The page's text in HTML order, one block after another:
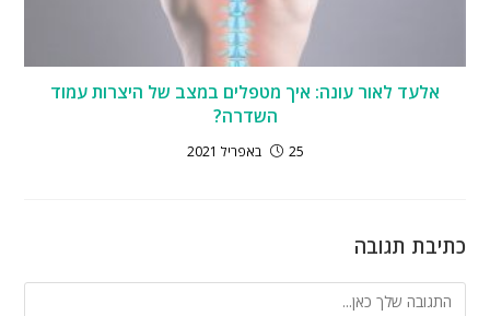
אלעד לאור עונה: איך מטפלים במצב של היצרות עמוד
השדרה?
25 באפריל 2021
כתיבת תגובה